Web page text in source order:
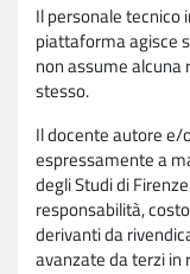
Il personale tecnico
piattaforma agisce
non assume
stesso.
Il docente autore e/
espressamente a
degli Studi di
responsabilità,
derivanti da
avanzate da terzi in